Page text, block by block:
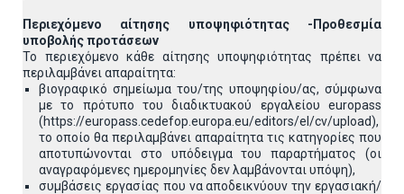
Περιεχόμενο αίτησης υποψηφιότητας -Προθεσμία
υποβολής προτάσεων
Το περιεχόμενο κάθε αίτησης υποψηφιότητας πρέπει να
περιλαμβάνει απαραίτητα:
βιογραφικό σημείωμα του/της υποψηφίου/ας, σύμφωνα
με το πρότυπο του διαδικτυακού εργαλείου europass
(https://europass.cedefop.europa.eu/editors/el/cv/upload),
το οποίο θα περιλαμβάνει απαραίτητα τις κατηγορίες που
αποτυπώνονται στο υπόδειγμα του παραρτήματος (οι
αναγραφόμενες ημερομηνίες δεν λαμβάνονται υπόψη),
συμβάσεις εργασίας που να αποδεικνύουν την εργασιακή/